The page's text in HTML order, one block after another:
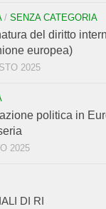
/ SENZA CATEGORIA
del diritto
europea)
2025
politica in
2025
DI RI